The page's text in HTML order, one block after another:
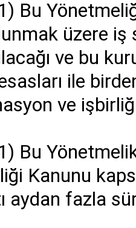
Bu
üzere iş
ve bu
ile
ve
Bu
Kanunu
aydan fazla